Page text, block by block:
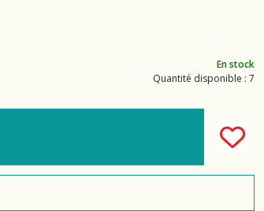
En stock
Quantité disponible : 7